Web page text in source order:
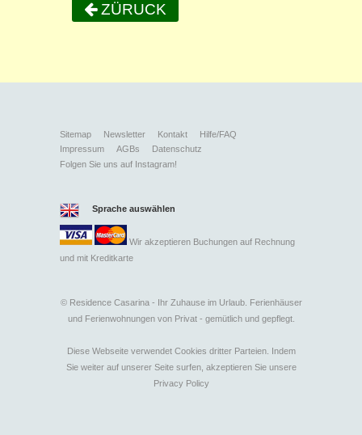
ZÜRUCK
Sitemap Newsletter Kontakt
Hilfe/FAQ
Impressum
AGBs
Datenschutz
Folgen Sie uns auf Instagram!
Sprache auswählen
Wir akzeptieren Buchungen auf Rechnung
und mit Kreditkarte
©Residence Casarina - Ihr Zuhause im Urlaub. Ferienhäuser
und Ferienwohnungen von Privat - gemütlich und gepflegt.
Diese Webseite verwendet Cookies dritter Parteien. Indem
Sie weiter auf unserer Seite surfen, akzeptieren Sie unsere
Privacy Policy